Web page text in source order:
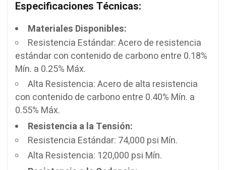
Especificaciones Técnicas:
Materiales Disponibles:
Resistencia Estándar: Acero de resistencia
estándar con contenido de carbono entre 0.18%
Mín. a 0.25% Máx.
Alta Resistencia: Acero de alta resistencia
con contenido de carbono entre 0.40% Mín. a
0.55% Máx.
Resistencia a la Tensión:
Resistencia Estándar: 74,000 psi Mín.
Alta Resistencia: 120,000 psi Mín.